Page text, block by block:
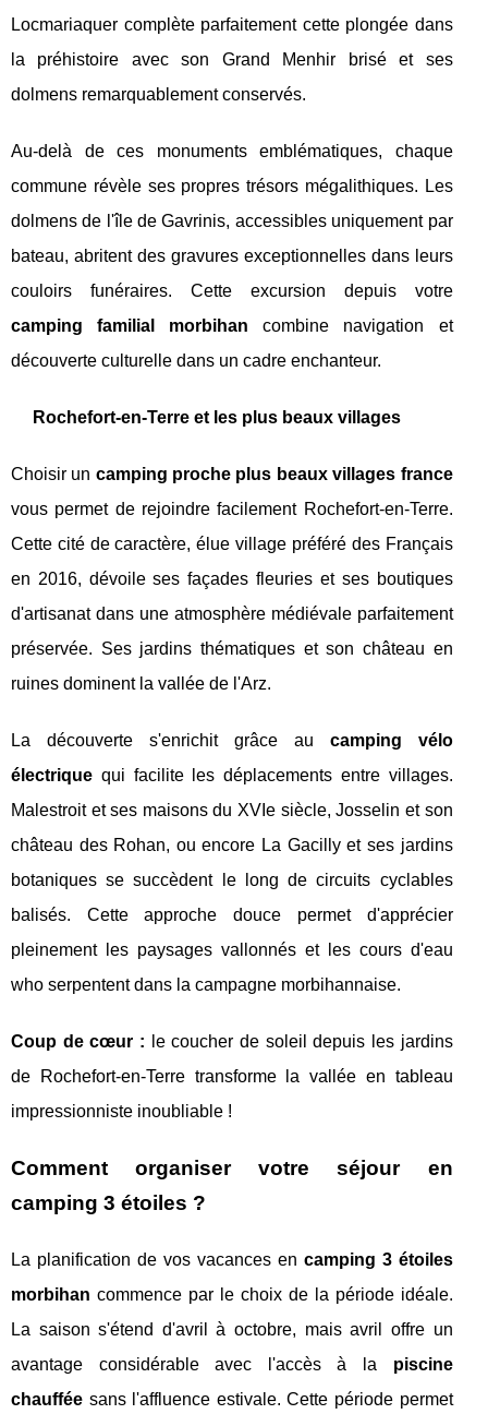
Locmariaquer complète parfaitement cette plongée dans
la préhistoire avec son Grand Menhir brisé et ses
dolmens remarquablement conservés.
Au-delà de ces monuments emblématiques, chaque
commune révèle ses propres trésors mégalithiques. Les
dolmens de l'île de Gavrinis, accessibles uniquement par
bateau, abritent des gravures exceptionnelles dans leurs
couloirs funéraires. Cette excursion depuis votre
camping familial morbihan combine navigation et
découverte culturelle dans un cadre enchanteur.
Rochefort-en-Terre et les plus beaux villages
Choisir un camping proche plus beaux villages france
vous permet de rejoindre facilement Rochefort-en-Terre.
Cette cité de caractère, élue village préféré des Français
en 2016, dévoile ses façades fleuries et ses boutiques
d'artisanat dans une atmosphère médiévale parfaitement
préservée. Ses jardins thématiques et son château en
ruines dominent la vallée de l'Arz.
La découverte s'enrichit grâce au camping vélo
électrique qui facilite les déplacements entre villages.
Malestroit et ses maisons du XVIe siècle, Josselin et son
château des Rohan, ou encore La Gacilly et ses jardins
botaniques se succèdent le long de circuits cyclables
balisés. Cette approche douce permet d'apprécier
pleinement les paysages vallonnés et les cours d'eau
who serpentent dans la campagne morbihannaise.
Coup de cœur : le coucher de soleil depuis les jardins
de Rochefort-en-Terre transforme la vallée en tableau
impressionniste inoubliable !
Comment organiser votre séjour en
camping 3 étoiles ?
La planification de vos vacances en camping 3 étoiles
morbihan commence par le choix de la période idéale.
La saison s'étend d'avril à octobre, mais avril offre un
avantage considérable avec l'accès à la piscine
chauffée sans l'affluence estivale. Cette période permet